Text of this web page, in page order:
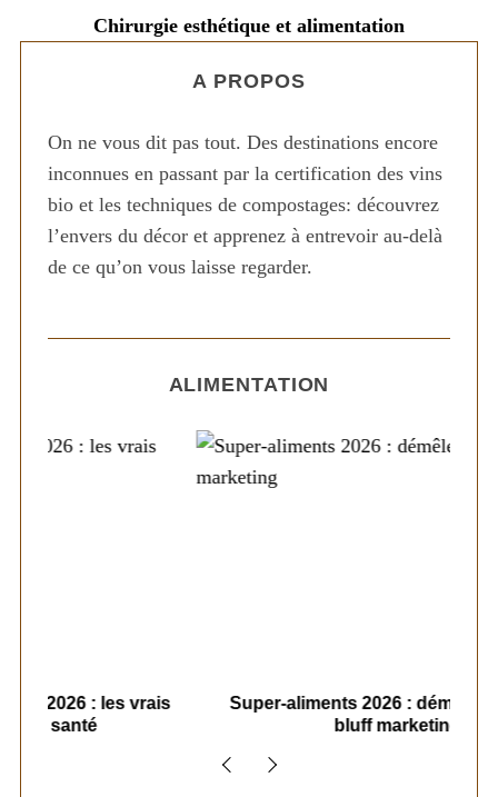
Chirurgie esthétique et alimentation
A PROPOS
On ne vous dit pas tout. Des destinations encore
inconnues en passant par la certification des vins
bio et les techniques de compostages: découvrez
l’envers du décor et apprenez à entrevoir au-delà
de ce qu’on vous laisse regarder.
ALIMENTATION
Super-aliments 2026 : démêler le vrai du